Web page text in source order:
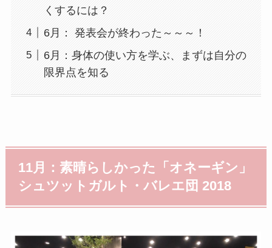
くするには？
6月： 発表会が終わった～～～！
6月：身体の使い方を学ぶ、まずは自分の
限界点を知る
11月：素晴らしかった「オネーギン」
シュツットガルト・バレエ団 2018